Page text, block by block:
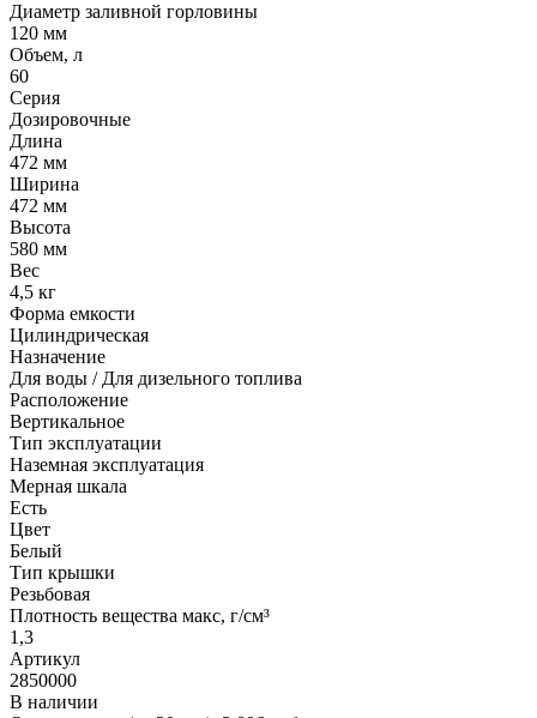
Диаметр заливной горловины
120 мм
Объем, л
60
Серия
Дозировочные
Длина
472 мм
Ширина
472 мм
Высота
580 мм
Вес
4,5 кг
Форма емкости
Цилиндрическая
Назначение
Для воды / Для дизельного топлива
Расположение
Вертикальное
Тип эксплуатации
Наземная эксплуатация
Мерная шкала
Есть
Цвет
Белый
Тип крышки
Резьбовая
Плотность вещества макс, г/см³
1,3
Артикул
2850000
В наличии